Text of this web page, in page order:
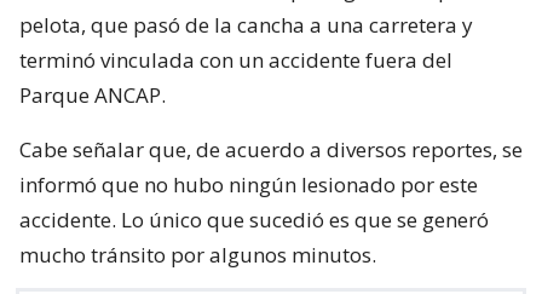
pelota, que pasó de la cancha a una carretera y
terminó vinculada con un accidente fuera del
Parque ANCAP.
Cabe señalar que, de acuerdo a diversos reportes, se
informó que no hubo ningún lesionado por este
accidente. Lo único que sucedió es que se generó
mucho tránsito por algunos minutos.